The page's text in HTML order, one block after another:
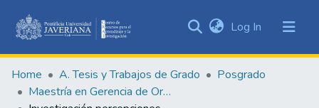
&
Collections
All of DSpace
Log In (current)
Home A. Tesis y Trabajos de Grado
Posgrado
Maestría en Gerencia de Organizaciones de Salud